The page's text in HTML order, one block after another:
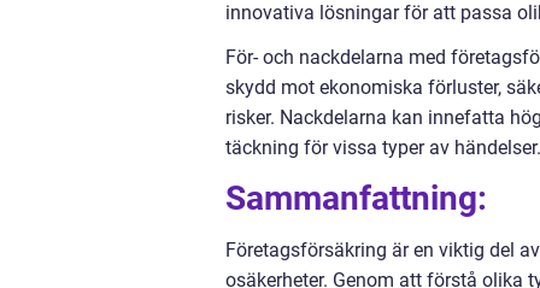
innovativa lösningar för att passa
För- och nackdelarna med
skydd mot ekonomiska förluster,
risker. Nackdelarna kan innefatta
täckning för vissa typer av händelser.
Sammanfattning:
Företagsförsäkring är en viktig del
osäkerheter. Genom att förstå olika